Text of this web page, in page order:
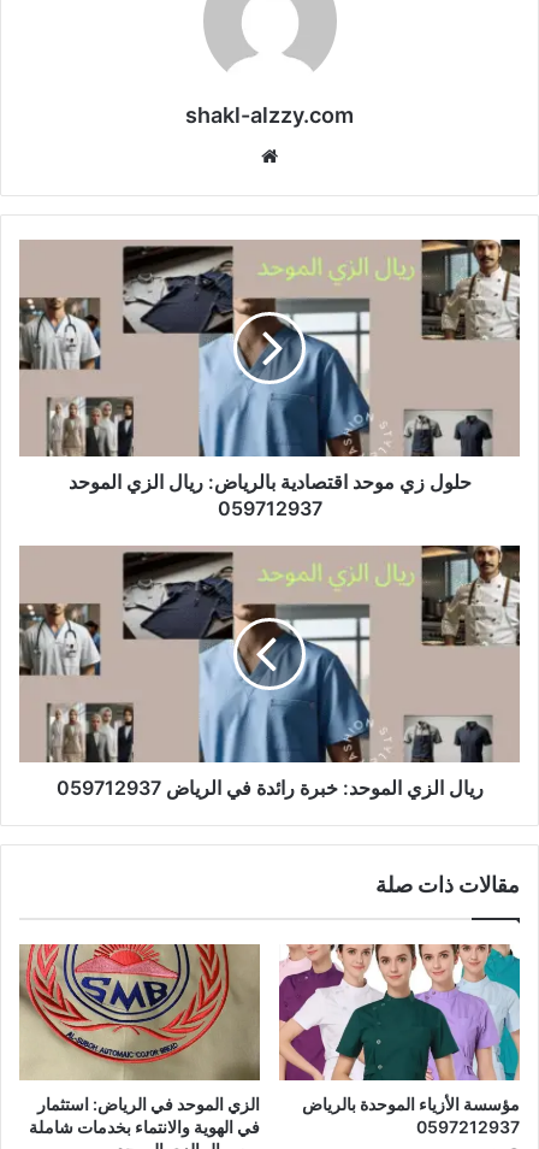
shakl-alzzy.com
حلول زي موحد اقتصادية بالرياض: ريال الزي الموحد
059712937
ريال الزي الموحد: خبرة رائدة في الرياض 059712937
مقالات ذات صلة
مؤسسة الأزياء الموحدة بالرياض
0597212937
الزي الموحد في الرياض: استثمار
في الهوية والانتماء بخدمات شاملة